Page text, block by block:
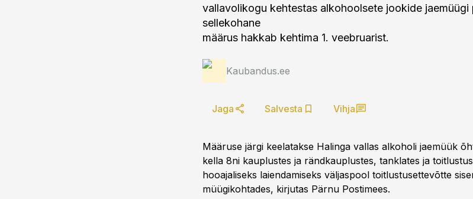
vallavolikogu kehtestas alkohoolsete jookide jaemüügi
sellekohane
määrus hakkab kehtima 1. veebruarist.
Kaubandus.ee
Jaga Salvesta Vihja
Määruse järgi keelatakse Halinga vallas alkoholi jaemüük
kella 8ni kauplustes ja rändkauplustes, tanklates ja
hooajaliseks laiendamiseks väljaspool toitlustusettevõtte
müügikohtades, kirjutas Pärnu Postimees.